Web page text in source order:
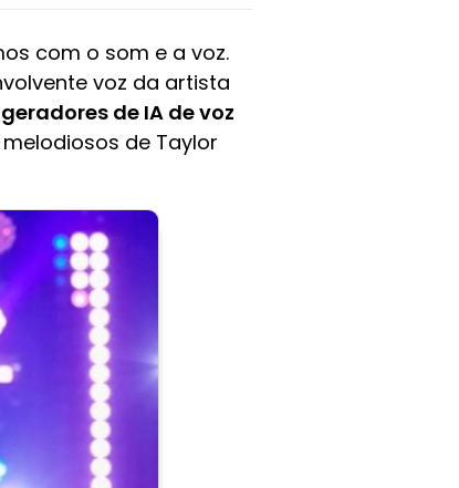
com o som e a voz.
voz da artista
geradores de IA de voz
de Taylor